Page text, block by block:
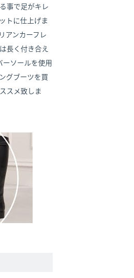
事で足がキレ
トに仕上げま
アンカーフレ
長く付き合え
ーソールを使用
グブーツを買
スメ致しま